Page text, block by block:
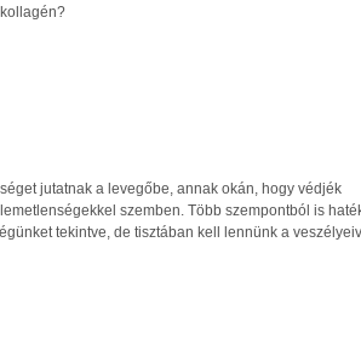
jutatnak a levegőbe, annak okán, hogy védjék
szemben. Több szempontból is
tekintve, de tisztában kell lennünk a